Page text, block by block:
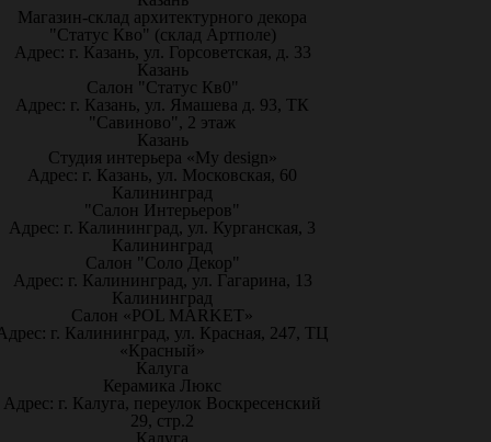
Магазин-склад архитектурного декора
"Статус Кво" (склад Артполе)
Адрес: г. Казань, ул. Горсоветская, д. 33
Казань
Салон "Статус Кв0"
Адрес: г. Казань, ул. Ямашева д. 93, ТК
"Савиново", 2 этаж
Казань
Студия интерьера «My design»
Адрес: г. Казань, ул. Московская, 60
Калининград
"Салон Интерьеров"
Адрес: г. Калининград, ул. Курганская, 3
Калининград
Салон "Соло Декор"
Адрес: г. Калининград, ул. Гагарина, 13
Калининград
Салон «POL MARKET»
г. Калининград, ул. Красная, 247, ТЦ
«Красный»
Калуга
Керамика Люкс
Адрес: г. Калуга, переулок Воскресенский
29, стр.2
Калуга